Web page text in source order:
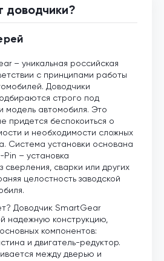
доводчики?
– уникальная российская
с принципами работы
Доводчики
строго под
модель автомобиля. Это
придется беспокоиться о
и необходимости сложных
Система установки основана
– установка
сверления, сварки или других
целостность заводской
Доводчик SmartGear
надежную конструкцию,
компонентов:
и двигатель-редуктор.
между дверью и